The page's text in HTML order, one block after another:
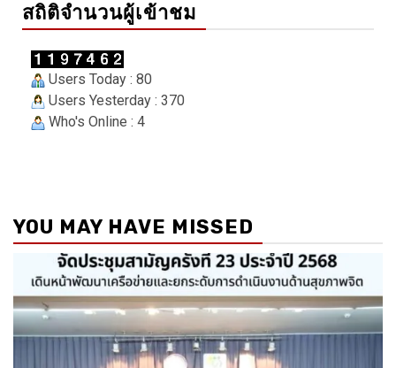
สถิติจำนวนผู้เข้าชม
Users Today : 80
Users Yesterday : 370
Who's Online : 4
YOU MAY HAVE MISSED